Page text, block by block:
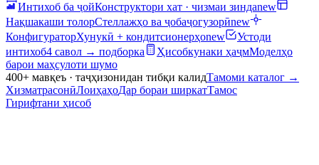
Интихоб ба ҷойКонструктори хат · чизмаи зиндаnew
Нақшакаши толорСтеллажҳо ва ҷобаҷогузорӣnew
КонфигураторХунукӣ + кондитсионерҳоnew
Устоди
интихоб4 савол → подборка Ҳисобкунаки ҳаҷмМоделҳо
барои маҳсулоти шумо
400+ мавқеъ · таҷҳизонидан тибқи калидТамоми каталог →
ХизматрасонӣЛоиҳаҳоДар бораи ширкатТамос
Гирифтани ҳисоб